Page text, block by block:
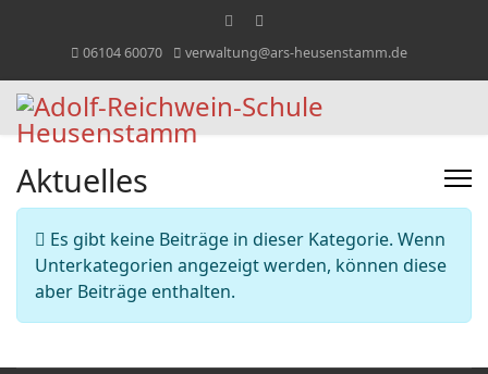
06104 60070 verwaltung@ars-heusenstamm.de
Aktuelles
Information
Es gibt keine Beiträge in dieser Kategorie. Wenn
Unterkategorien angezeigt werden, können diese
aber Beiträge enthalten.